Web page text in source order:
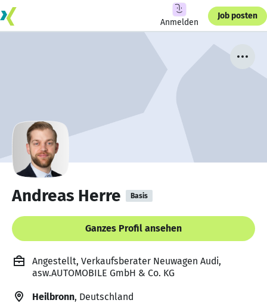
Anmelden
Job posten
Andreas Herre Basis
Ganzes Profil ansehen
Angestellt, Verkaufsberater Neuwagen Audi,
asw.AUTOMOBILE GmbH & Co. KG
Heilbronn, Deutschland